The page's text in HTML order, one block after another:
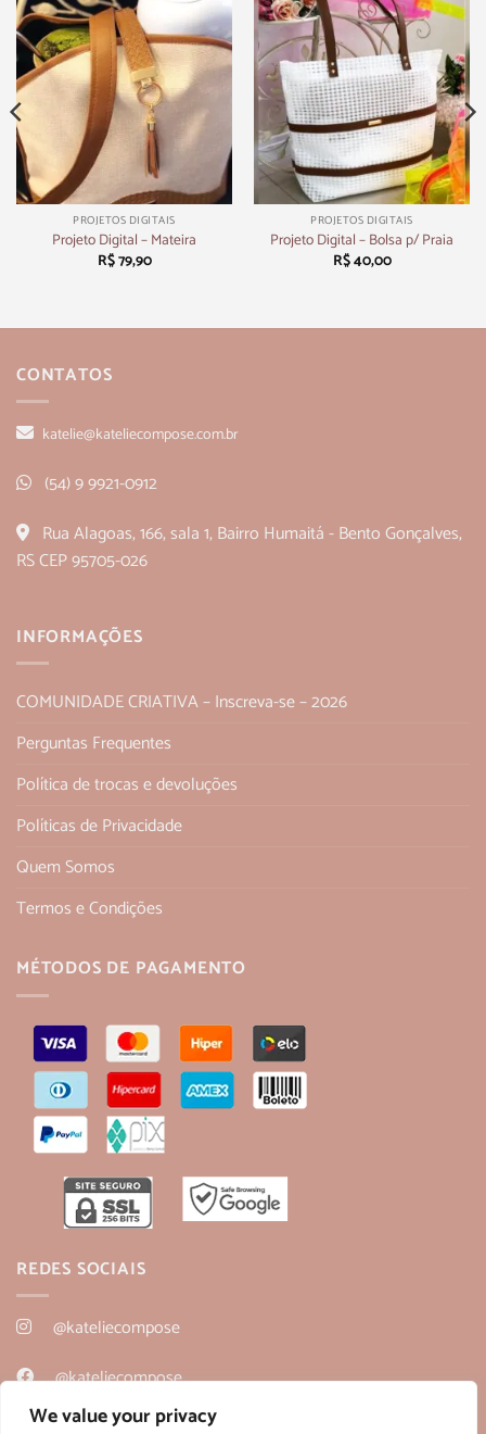
We value your privacy
PROJETOS DIGITAIS
Projeto Digital – Mateira
R$79,90
PROJETOS DIGITAIS
Projeto Digital – Bolsa p/ Praia
R$40,00
CONTATOS
katelie@kateliecompose.com.br
(54) 9 9921-0912
Rua Alagoas, 166, sala 1, Bairro Humaitá - Bento Gonçalves,
RS CEP 95705-026
INFORMAÇÕES
COMUNIDADE CRIATIVA – Inscreva-se – 2026
Perguntas Frequentes
Política de trocas e devoluções
Políticas de Privacidade
Quem Somos
Termos e Condições
MÉTODOS DE PAGAMENTO
REDES SOCIAIS
@kateliecompose
@kateliecompose
@kateliecompose